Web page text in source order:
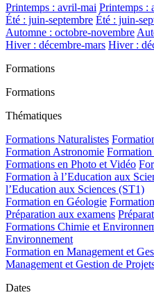
Printemps : avril-mai Printemps :
Été : juin-septembre Été : juin-
Automne : octobre-novembre
Hiver : décembre-mars Hiver :
Formations
Formations
Thématiques
Formations Naturalistes
Formation Astronomie
Formations en Photo et Vidéo
Formation à l’Education aux
l’Education aux Sciences (ST1)
Formation en Géologie
Préparation aux examens
Formations Chimie et
Environnement
Formation en Management et
Management et Gestion de
Dates